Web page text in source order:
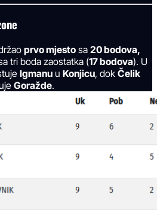
prvo mjesto sa 20 bodova,
tri boda zaostatka (17 bodova). U
Igmanu u Konjicu, dok Čelik
Goražde.